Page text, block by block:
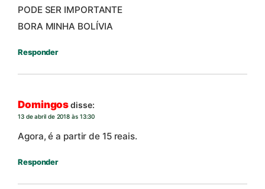
PODE SER IMPORTANTE
BORA MINHA BOLÍVIA
Responder
Domingosdisse:
13 de abril de 2018 às 13:30
Agora, é a partir de 15 reais.
Responder